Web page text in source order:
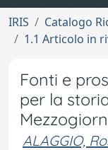
IRIS Catalogo
1.1 Articolo in
Fonti e
per la
ALAGGIO,